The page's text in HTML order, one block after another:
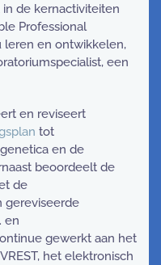
de kernactiviteiten
Professional
leren en ontwikkelen,
een
en reviseert
tot
en de
beoordeelt de
de
gereviseerde
en
gewerkt aan het
het elektronisch